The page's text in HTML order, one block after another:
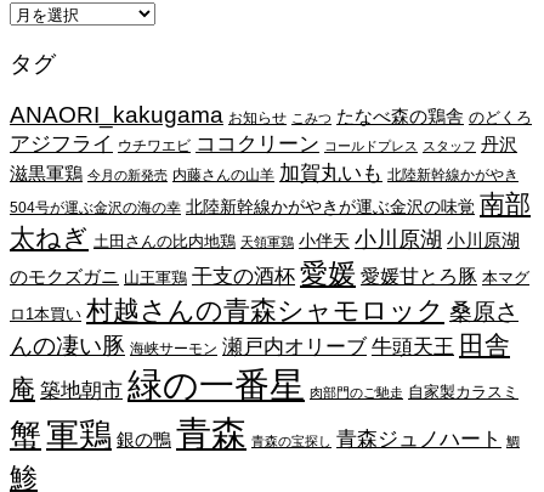
ア
カ
ブ
タグ
ANAORI_kakugama お知らせ こみつ たなべ森の鶏舎 のどくろ
アジフライ ウチワエビ ココクリーン コールドプレス スタッフ 丹沢
滋黒軍鶏 今月の新発売 内藤さんの山羊 加賀丸いも 北陸新幹線かがやき
504号が運ぶ金沢の海の幸 北陸新幹線かがやきが運ぶ金沢の味覚 南部
太ねぎ 土田さんの比内地鶏 天領軍鶏 小伴天 小川原湖 小川原湖
のモクズガニ 山王軍鶏 干支の酒杯 愛媛 愛媛甘とろ豚 本マグ
ロ1本買い 村越さんの青森シャモロック 桑原さ
んの凄い豚 海峡サーモン 瀬戸内オリーブ 牛頭天王 田舎
庵 築地朝市 緑の一番星 肉部門のご馳走 自家製カラスミ
蟹軍鶏 銀の鴨 青森 青森の宝探し 青森ジュノハート 鯛
鯵